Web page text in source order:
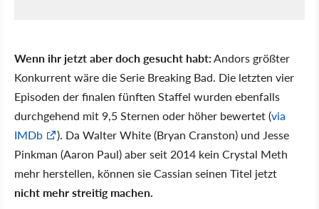
Wenn ihr jetzt aber doch gesucht habt:Andors größter
Konkurrent wäre die Serie Breaking Bad. Die letzten vier
Episoden der finalen fünften Staffel wurden ebenfalls
durchgehend mit 9,5 Sternen oder höher bewertet (via
IMDb
). Da Walter White (Bryan Cranston) und Jesse
Pinkman (Aaron Paul) aber seit 2014 kein Crystal Meth
mehr herstellen, können sie Cassian seinen Titel jetzt
nicht mehr streitig machen.